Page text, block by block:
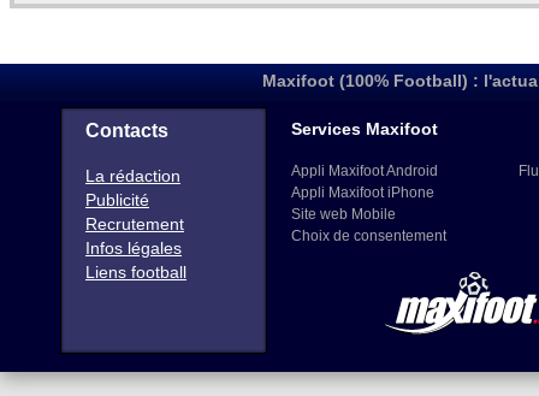
Maxifoot (100% Football) :
Contacts
La rédaction
Publicité
Recrutement
Infos légales
Liens football
Services Maxifoot
Appli Maxifoot Android
Appli Maxifoot iPhone
Site web Mobile
Choix de consentement